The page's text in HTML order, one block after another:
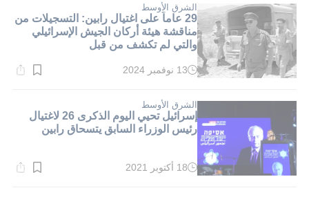
الشرق الأوسط
29 عاماً على اغتيال رابين: التسجيلات من
مناقشة هيئة أركان الجيش الإسرائيلي
والتي لم تكشف من قبل
وقت
دقيقة.
13 نوفمبر 2024
الشرق الأوسط
إسرائيل تحيي اليوم الذكرى 26 لاغتيال
رئيس الوزراء السابق يتسحاق رابين
وقت
18 أكتوبر 2021